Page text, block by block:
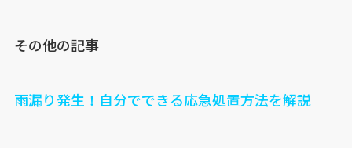
その他の記事
雨漏り発生！自分でできる応急処置方法を解説